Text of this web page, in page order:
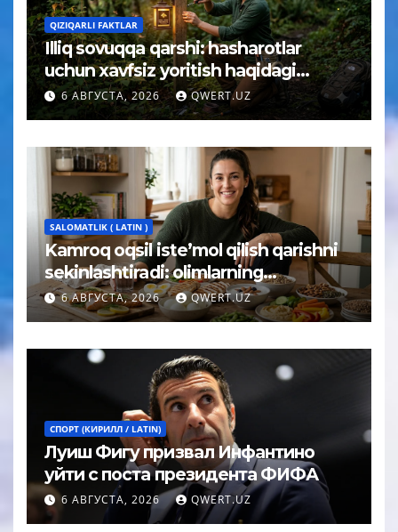
QIZIQARLI FAKTLAR
Illiq sovuqqa qarshi: hasharotlar
uchun xavfsiz yoritish haqidagi
tushuncha afsonasi yoʻq qilindi
6 АВГУСТА, 2026 QWERT.UZ
SALOMATLIK ( LATIN )
Kamroq oqsil iste’mol qilish qarishni
sekinlashtiradi: olimlarning
kutilmagan xulosasi
6 АВГУСТА, 2026 QWERT.UZ
СПОРТ (КИРИЛЛ / LATIN)
Луиш Фигу призвал Инфантино
уйти с поста президента ФИФА
6 АВГУСТА, 2026 QWERT.UZ